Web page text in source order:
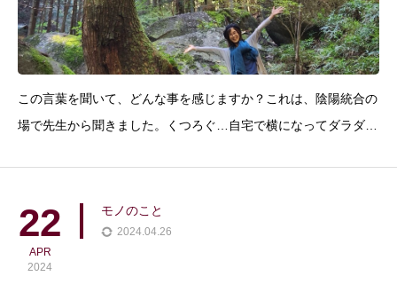
この言葉を聞いて、どんな事を感じますか？これは、陰陽統合の
場で先生から聞きました。くつろぐ…自宅で横になってダラダラ
か？最初はハテ？みたいな感覚。こんなことかしら？って思って
る
22
APR
2024
モノのこと
2024.04.26